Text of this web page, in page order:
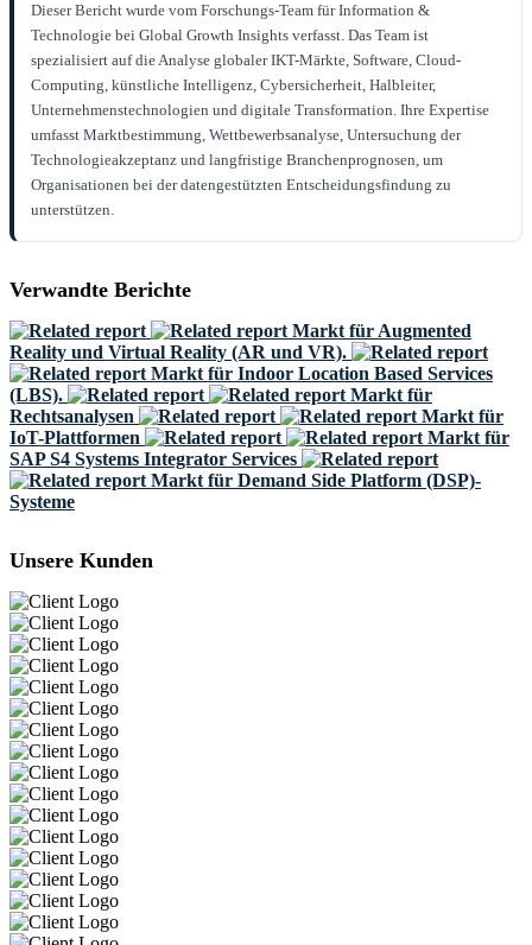
Dieser Bericht wurde vom Forschungs-Team für Information &
Technologie bei Global Growth Insights verfasst. Das Team ist
spezialisiert auf die Analyse globaler IKT-Märkte, Software, Cloud-
Computing, künstliche Intelligenz, Cybersicherheit, Halbleiter,
Unternehmenstechnologien und digitale Transformation. Ihre Expertise
umfasst Marktbestimmung, Wettbewerbsanalyse, Untersuchung der
Technologieakzeptanz und langfristige Branchenprognosen, um
Organisationen bei der datengestützten Entscheidungsfindung zu
unterstützen.
Verwandte Berichte
Markt für Augmented
Reality und Virtual Reality (AR und VR).
Markt für Indoor Location Based Services
(LBS).
Markt für
Rechtsanalysen
Markt für
IoT-Plattformen
Markt für
SAP S4 Systems Integrator Services
Markt für Demand Side Platform (DSP)-
Systeme
Unsere Kunden